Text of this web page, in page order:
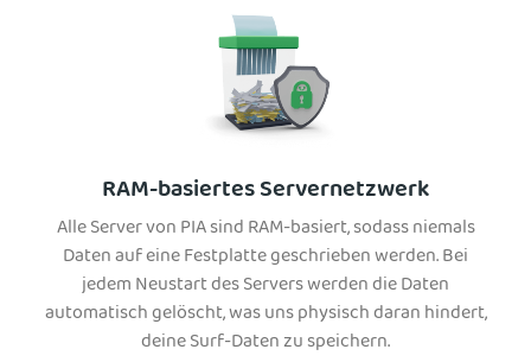
RAM-basiertes Servernetzwerk
Alle Server von PIA sind RAM-basiert, sodass niemals
Daten auf eine Festplatte geschrieben werden. Bei
jedem Neustart des Servers werden die Daten
automatisch gelöscht, was uns physisch daran hindert,
deine Surf-Daten zu speichern.